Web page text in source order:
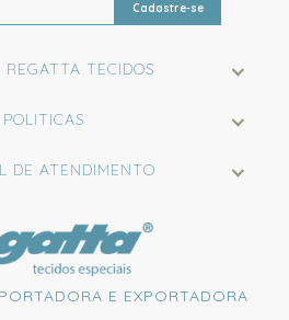
REGATTA TECIDOS
POLITICAS
DE ATENDIMENTO
Cadastre-se
E EXPORTADORA